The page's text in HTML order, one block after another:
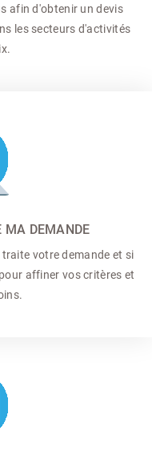
afin d'obtenir un devis
les secteurs d'activités
MA DEMANDE
traite votre demande et si
affiner vos critères et